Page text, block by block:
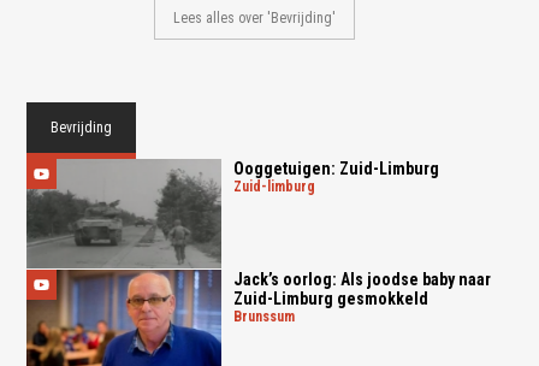
Lees alles over 'Bevrijding'
Bevrijding
Ooggetuigen: Zuid-Limburg
zuid-limburg
Jack’s oorlog: Als joodse baby naar
Zuid-Limburg gesmokkeld
brunssum